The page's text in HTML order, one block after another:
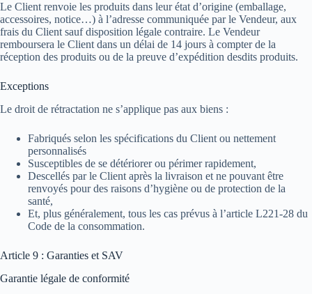
Le Client renvoie les produits dans leur état d’origine (emballage,
accessoires, notice…) à l’adresse communiquée par le Vendeur, aux
frais du Client sauf disposition légale contraire. Le Vendeur
remboursera le Client dans un délai de 14 jours à compter de la
réception des produits ou de la preuve d’expédition desdits produits.
Exceptions
Le droit de rétractation ne s’applique pas aux biens :
Fabriqués selon les spécifications du Client ou nettement
personnalisés
Susceptibles de se détériorer ou périmer rapidement,
Descellés par le Client après la livraison et ne pouvant être
renvoyés pour des raisons d’hygiène ou de protection de la
santé,
Et, plus généralement, tous les cas prévus à l’article L221-28 du
Code de la consommation.
Article 9 : Garanties et SAV
Garantie légale de conformité